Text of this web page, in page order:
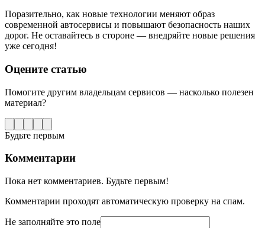
Поразительно, как новые технологии меняют образ
современной автосервисы и повышают безопасность наших
дорог. Не оставайтесь в стороне — внедряйте новые решения
уже сегодня!
Оцените статью
Помогите другим владельцам сервисов — насколько полезен
материал?
Будьте первым
Комментарии
Пока нет комментариев. Будьте первым!
Комментарии проходят автоматическую проверку на спам.
Не заполняйте это поле